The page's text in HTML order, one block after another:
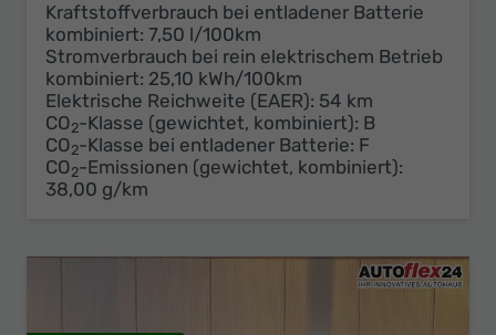
Kraftstoffverbrauch bei entladener Batterie
kombiniert: 7,50 l/100km
Stromverbrauch bei rein elektrischem Betrieb
kombiniert: 25,10 kWh/100km
Elektrische Reichweite (EAER): 54 km
CO2-Klasse (gewichtet, kombiniert): B
CO2-Klasse bei entladener Batterie: F
CO2-Emissionen (gewichtet, kombiniert):
38,00 g/km